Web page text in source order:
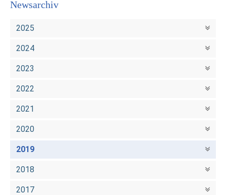
Newsarchiv
2025
2024
2023
2022
2021
2020
2019
2018
2017